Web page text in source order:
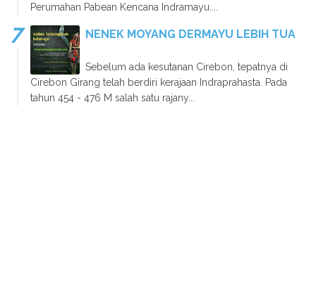
Perumahan Pabean Kencana Indramayu....
NENEK MOYANG DERMAYU LEBIH TUA
Sebelum ada kesutanan Cirebon, tepatnya di
Cirebon Girang telah berdiri kerajaan Indraprahasta. Pada
tahun 454 - 476 M salah satu rajany...